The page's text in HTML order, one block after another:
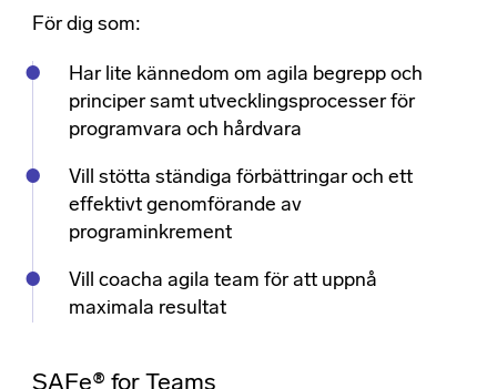
För dig som:
Har lite kännedom om agila begrepp och
principer samt utvecklingsprocesser för
programvara och hårdvara
Vill stötta ständiga förbättringar och ett
effektivt genomförande av
programinkrement
Vill coacha agila team för att uppnå
maximala resultat